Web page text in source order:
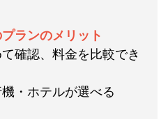
ランのメリット
確認、料金を比較でき
・ホテルが選べる